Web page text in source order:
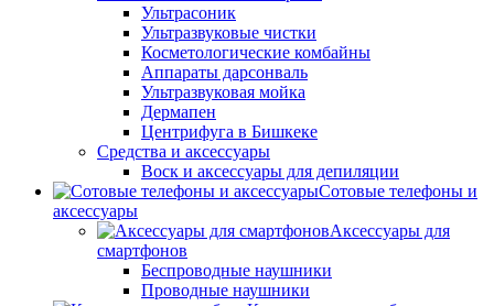
Ультрасоник
Ультразвуковые чистки
Косметологические комбайны
Аппараты дарсонваль
Ультразвуковая мойка
Дермапен
Центрифуга в Бишкеке
Средства и аксессуары
Воск и аксессуары для депиляции
Сотовые телефоны и
аксессуары
Аксессуары для
смартфонов
Беспроводные наушники
Проводные наушники